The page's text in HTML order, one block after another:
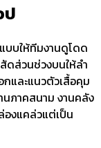
ป
บบให้ทีมงานดูโดด
ดส่วนช่วงบนให้ลำ
และแนวตัวเสื้อคุม
นภาคสนาม งานคลัง
งแคล่วแต่เป็น